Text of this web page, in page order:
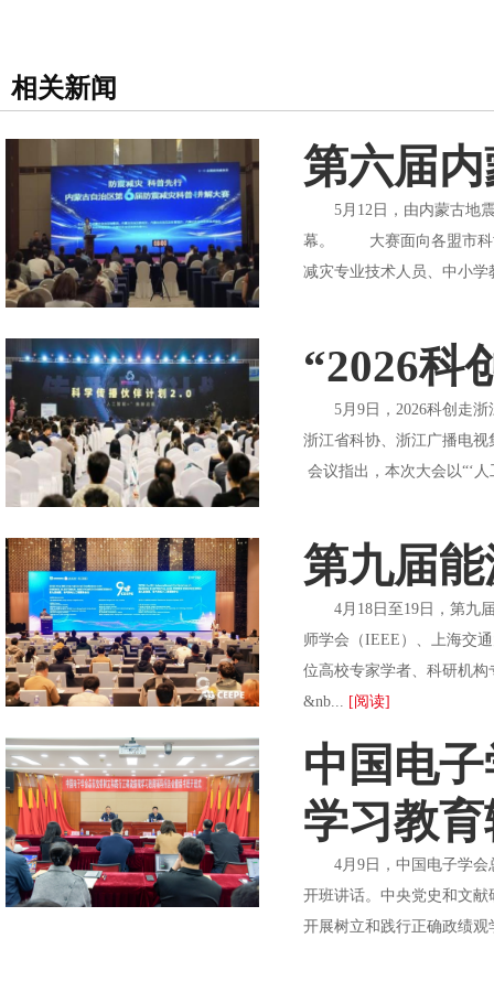
相关新闻
第六届
5月12日，由内蒙古地震
幕。 大赛面向各盟市科协
减灾专业技术人员、中小
“2026科
5月9日，2026科创走浙
浙江省科协、浙江广播电
会议指出，本次大会以“‘
第九届
4月18日至19日，第九届
师学会（IEEE）、上海交
位高校专家学者、科研机
&nb... [阅读]
中国电
学习教
4月9日，中国电子学会总
开班讲话。中央党史和文
开展树立和践行正确政绩